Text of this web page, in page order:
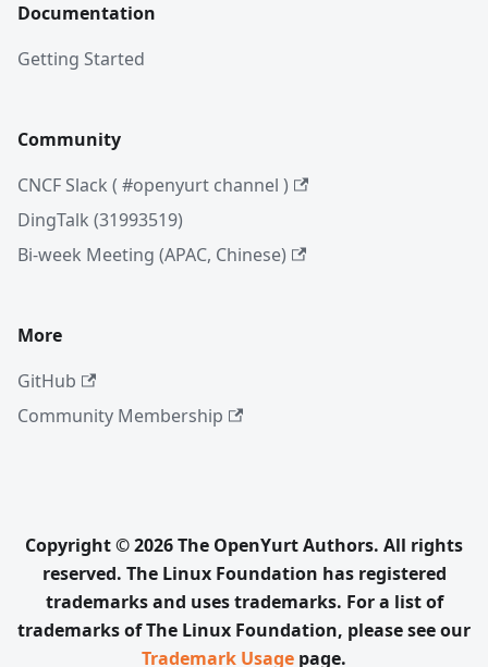
Documentation
Getting Started
Community
CNCF Slack ( #openyurt channel )
DingTalk (31993519)
Bi-week Meeting (APAC, Chinese)
More
GitHub
Community Membership
Copyright © 2026 The OpenYurt Authors. All rights
reserved. The Linux Foundation has registered
trademarks and uses trademarks. For a list of
trademarks of The Linux Foundation, please see our
Trademark Usage page.